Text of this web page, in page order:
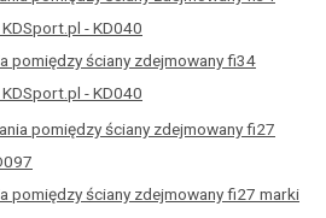
pomiędzy ściany zdejmowany fi34
- KD040
pomiędzy ściany zdejmowany fi27 marki